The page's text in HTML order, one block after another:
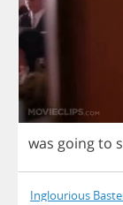
was goingto
Inglourious